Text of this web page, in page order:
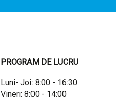
PROGRAM DE LUCRU
Luni- Joi: 8:00 - 16:30
Vineri: 8:00 - 14:00